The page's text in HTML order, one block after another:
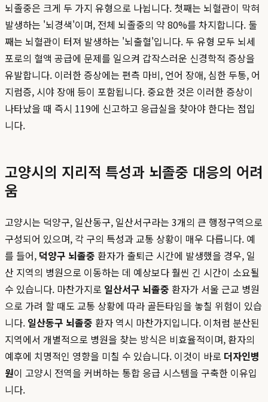
뇌졸중은 크게 두 가지 유형으로 나뉩니다. 첫째는 뇌혈관이 막혀
발생하는 '뇌경색'이며, 전체 뇌졸중의 약 80%를 차지합니다. 둘
째는 뇌혈관이 터져 발생하는 '뇌출혈'입니다. 두 유형 모두 뇌세
포로의 혈액 공급에 문제를 일으켜 갑작스러운 신경학적 증상을
유발합니다. 이러한 증상에는 편측 마비, 언어 장애, 심한 두통, 어
지럼증, 시야 장애 등이 포함됩니다. 중요한 것은 이러한 증상이
나타났을 때 즉시 119에 신고하고 응급실을 찾아야 한다는 점입
니다.
고양시의 지리적 특성과 뇌졸중 대응의 어려
움
고양시는 덕양구, 일산동구, 일산서구라는 3개의 큰 행정구역으로
구성되어 있으며, 각 구의 특성과 교통 상황이 매우 다릅니다. 예
를 들어, 덕양구 뇌졸중 환자가 출퇴근 시간에 발생했을 경우, 일
산 지역의 병원으로 이동하는 데 예상보다 훨씬 긴 시간이 소요될
수 있습니다. 마찬가지로 일산서구 뇌졸중 환자가 서울 근교 병원
으로 가려 할 때도 교통 상황에 따라 골든타임을 놓칠 위험이 있습
니다. 일산동구 뇌졸중 환자 역시 마찬가지입니다. 이처럼 분산된
지역에서 개별적으로 병원을 찾는 방식은 비효율적이며, 환자의
예후에 치명적인 영향을 미칠 수 있습니다. 이것이 바로 더자인병
원이 고양시 전역을 커버하는 통합 응급 시스템을 구축한 이유입
니다.